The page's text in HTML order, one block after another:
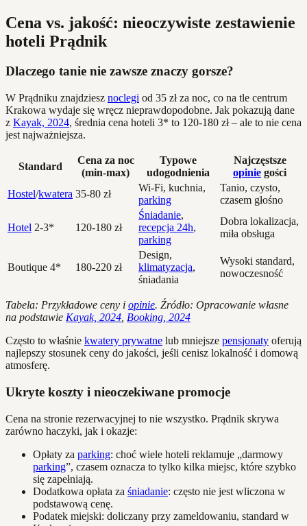
Cena vs. jakość: nieoczywiste zestawienie
hoteli Prądnik
Dlaczego tanie nie zawsze znaczy gorsze?
W Prądniku znajdziesz noclegi od 35 zł za noc, co na tle centrum
Krakowa wydaje się wręcz nieprawdopodobne. Jak pokazują dane
z Kayak, 2024, średnia cena hoteli 3* to 120-180 zł – ale to nie cena
jest najważniejsza.
Standard
Cena za noc
(min-max)
Typowe
udogodnienia
Najczęstsze
opinie gości
Hostel/kwatera 35-80 zł
Wi-Fi, kuchnia,
parking
Tanio, czysto,
czasem głośno
Hotel 2-3* 120-180 zł
Śniadanie,
recepcja 24h,
parking
Dobra lokalizacja,
miła obsługa
Boutique 4* 180-220 zł
Design,
klimatyzacja,
śniadania
Wysoki standard,
nowoczesność
Tabela: Przykładowe ceny i opinie. Źródło: Opracowanie własne
na podstawie Kayak, 2024 Booking, 2024
Często to właśnie kwatery prywatne lub mniejsze pensjonaty oferują
najlepszy stosunek ceny do jakości, jeśli cenisz lokalność i domową
atmosferę.
Ukryte koszty i nieoczekiwane promocje
Cena na stronie rezerwacyjnej to nie wszystko. Prądnik skrywa
zarówno haczyki, jak i okazje:
Opłaty za parking: choć wiele hoteli reklamuje „darmowy
parking”, czasem oznacza to tylko kilka miejsc, które szybko
się zapełniają.
Dodatkowa opłata za śniadanie: często nie jest wliczona w
podstawową cenę.
Podatek miejski: doliczany przy zameldowaniu, standard w